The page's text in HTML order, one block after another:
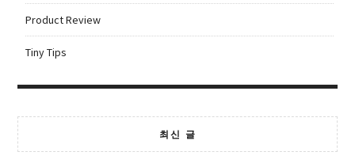
Product Review
Tiny Tips
최신 글